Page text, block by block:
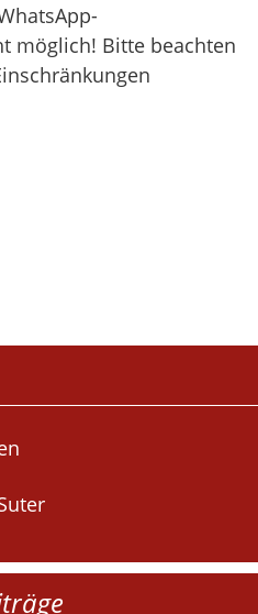
möglich! Bitte beachten